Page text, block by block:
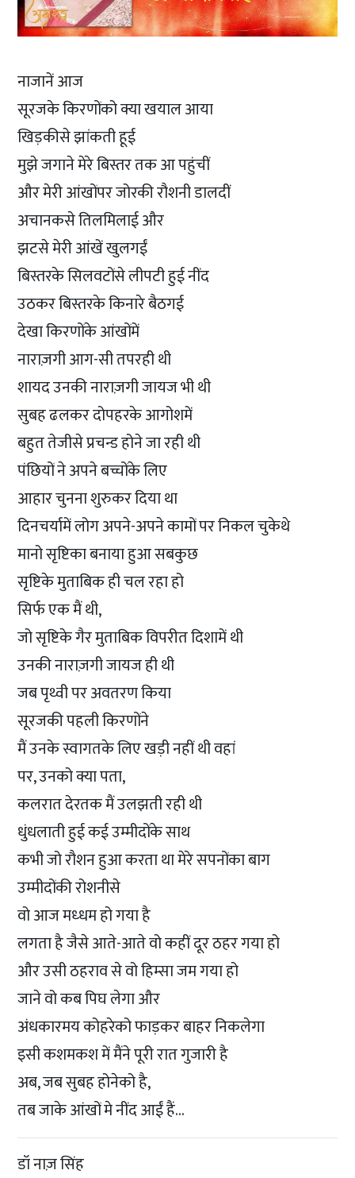
नाजानें आज
सूरजके किरणोंको क्या खयाल आया
खिड़कीसे झांकती हूई
मुझे जगाने मेरे बिस्तर तक आ पहुंचीं
और मेरी आंखोंपर जोरकी रौशनी डालदीं
अचानकसे तिलमिलाई और
झटसे मेरी आंखें खुलगईं
बिस्तरके सिलवटोंसे लीपटी हुई नींद
उठकर बिस्तरके किनारे बैठगई
देखा किरणोंके आंखोंमें
नाराज़गी आग-सी तपरही थी
शायद उनकी नाराज़गी जायज भी थी
सुबह ढलकर दोपहरके आगोशमें
बहुत तेजीसे प्रचन्ड होने जा रही थी
पंछियों ने अपने बच्चोंके लिए
आहार चुनना शुरुकर दिया था
दिनचर्यामें लोग अपने-अपने कामों पर निकल चुकेथे
मानो सृष्टिका बनाया हुआ सबकुछ
सृष्टिके मुताबिक ही चल रहा हो
सिर्फ एक मैं थी,
जो सृष्टिके गैर मुताबिक विपरीत दिशामें थी
उनकी नाराज़गी जायज ही थी
जब पृथ्वी पर अवतरण किया
सूरजकी पहली किरणोंने
मैं उनके स्वागतके लिए खड़ी नहीं थी वहां
पर, उनको क्या पता,
कलरात देरतक मैं उलझती रही थी
धुंधलाती हुई कई उम्मीदोंके साथ
कभी जो रौशन हुआ करता था मेरे सपनोंका बाग
उम्मीदोंकी रोशनीसे
वो आज मध्धम हो गया है
लगता है जैसे आते-आते वो कहीं दूर ठहर गया हो
और उसी ठहराव से वो हिम्सा जम गया हो
जाने वो कब पिघ लेगा और
अंधकारमय कोहरेको फाड़कर बाहर निकलेगा
इसी कशमकश में मैंने पूरी रात गुजारी है
अब, जब सुबह होनेको है,
तब जाके आंखों मे नींद आईं हैं…
डॉ नाज़ सिंह